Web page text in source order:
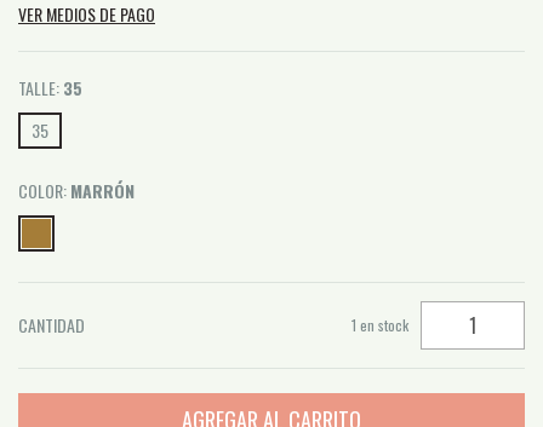
VER MEDIOS DE PAGO
TALLE:35
35
COLOR:MARRÓN
CANTIDAD 1 en stock